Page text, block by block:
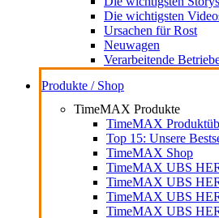
Die wichtigsten
Ursachen für Rost
Neuwagen
Verarbeitende
Produkte / Shop
TimeMAX Produkte
TimeMAX
Top 15: Unsere
TimeMAX Shop
TimeMAX UBS
TimeMAX UBS
TimeMAX UBS
TimeMAX UBS